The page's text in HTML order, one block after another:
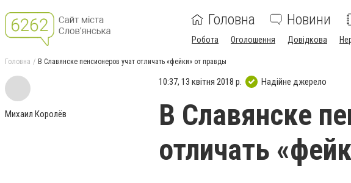
Головна Новини
Робота Оголошення Довідкова
Головна В Славянске пенсионеров учат отличать «фейки» от правды
Михаил Королёв
10:37, 13 квітня 2018 р. Надійне джерело
В Славянске
отличать